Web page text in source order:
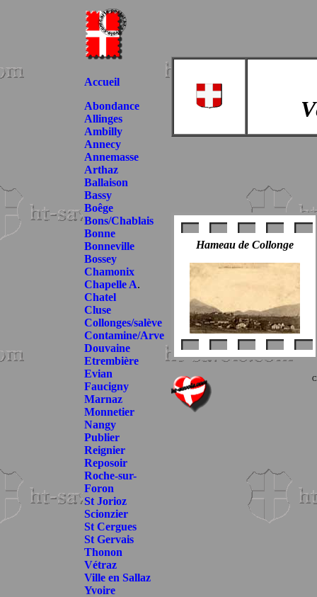
Accueil
Abondance
Allinges
Ambilly
Annecy
Annemasse
Arthaz
Ballaison
Bassy
Boêge
Bons/Chablais
Bonne
Bonneville
Bossey
Chamonix
Chapelle A.
Chatel
Cluse
Collonges/salève
Contamine/Arve
Douvaine
Etrembière
Evian
Faucigny
Marnaz
Monnetier
Nangy
Publier
Reignier
Reposoir
Roche-sur-
Foron
St Jorioz
Scionzier
St Cergues
St Gervais
Thonon
Vétraz
Ville en Sallaz
Yvoire
Hameau de Collonge